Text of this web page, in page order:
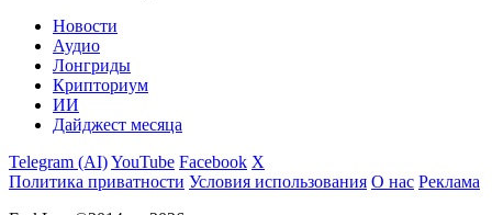
Новости
Аудио
Лонгриды
Крипториум
ИИ
Дайджест месяца
Telegram (AI)YouTube Facebook X
Политика приватности Условия использования О нас Реклама